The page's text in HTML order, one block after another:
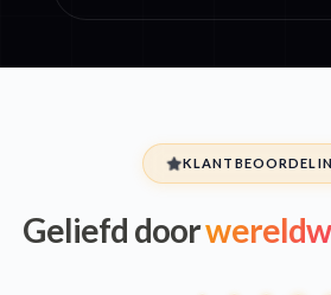
Geliefd door